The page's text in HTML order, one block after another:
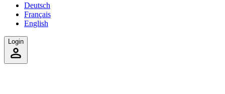
Deutsch
Français
English
Login